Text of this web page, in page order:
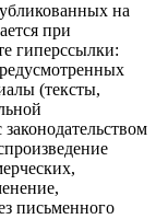
на
при
гиперссылки:
(тексты,
письменного